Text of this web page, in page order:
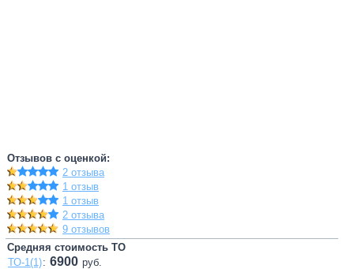
Отзывов с оценкой:
2 отзыва
1 отзыв
1 отзыв
2 отзыва
9 отзывов
Средняя стоимость ТО
ТО-1(1): 6900 руб.